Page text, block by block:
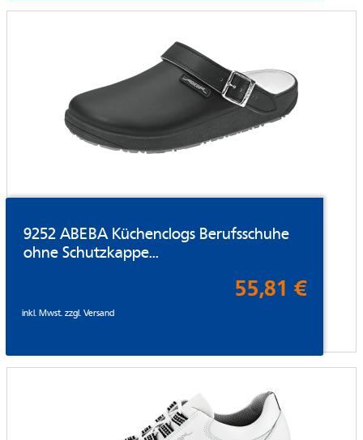
9252 ABEBA Küchenclogs Berufsschuhe
ohne Schutzkappe...
55,81 €
inkl. Mwst. zzgl.Versand